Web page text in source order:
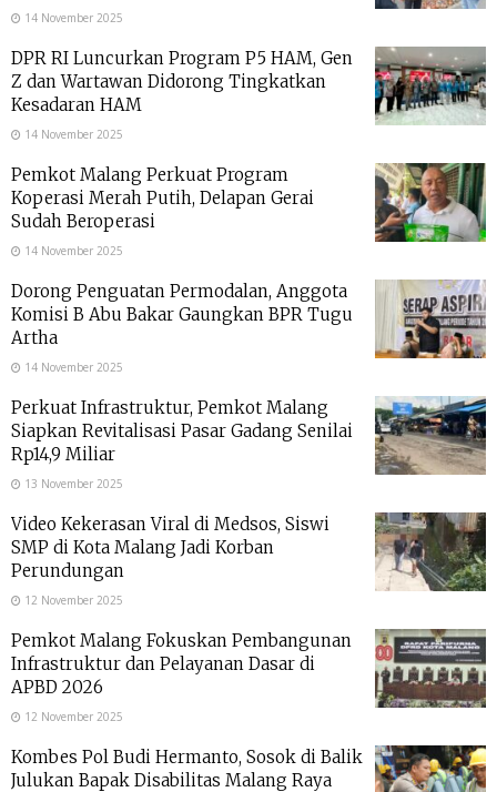
14 November 2025
DPR RI Luncurkan Program P5 HAM, Gen
Z dan Wartawan Didorong Tingkatkan
Kesadaran HAM
14 November 2025
Pemkot Malang Perkuat Program
Koperasi Merah Putih, Delapan Gerai
Sudah Beroperasi
14 November 2025
Dorong Penguatan Permodalan, Anggota
Komisi B Abu Bakar Gaungkan BPR Tugu
Artha
14 November 2025
Perkuat Infrastruktur, Pemkot Malang
Siapkan Revitalisasi Pasar Gadang Senilai
Rp14,9 Miliar
13 November 2025
Video Kekerasan Viral di Medsos, Siswi
SMP di Kota Malang Jadi Korban
Perundungan
12 November 2025
Pemkot Malang Fokuskan Pembangunan
Infrastruktur dan Pelayanan Dasar di
APBD 2026
12 November 2025
Kombes Pol Budi Hermanto, Sosok di Balik
Julukan Bapak Disabilitas Malang Raya